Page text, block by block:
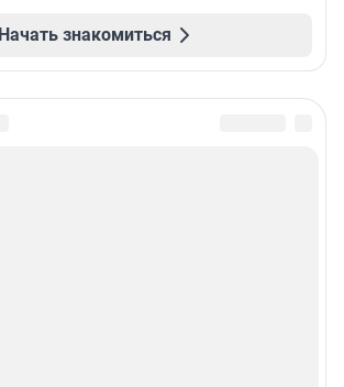
Начать знакомиться